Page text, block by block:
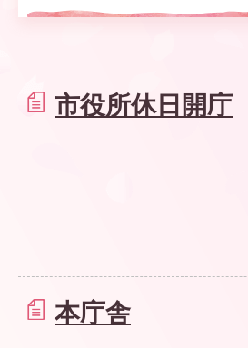
市役所休日開庁
本庁舎